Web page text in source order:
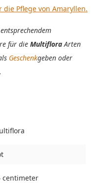
die Pflege von Amaryllen.
für die MultifloraArten
Geschenkgeben oder
centimeter